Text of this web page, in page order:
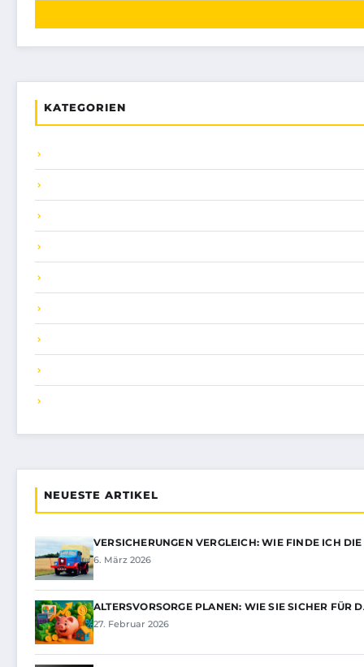
KATEGORIEN
NEUESTE ARTIKEL
VERSICHERUNGEN VERGLEICH: WIE FINDE ICH
6. März 2026
ALTERSVORSORGE PLANEN: WIE SIE SICHER FÜR
27. Februar 2026